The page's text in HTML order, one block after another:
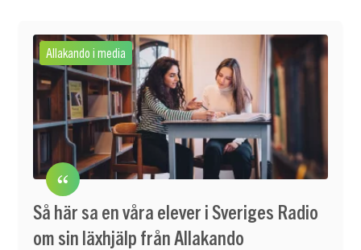
Allakando i media
Så här sa en våra elever i Sveriges Radio
om sin läxhjälp från Allakando